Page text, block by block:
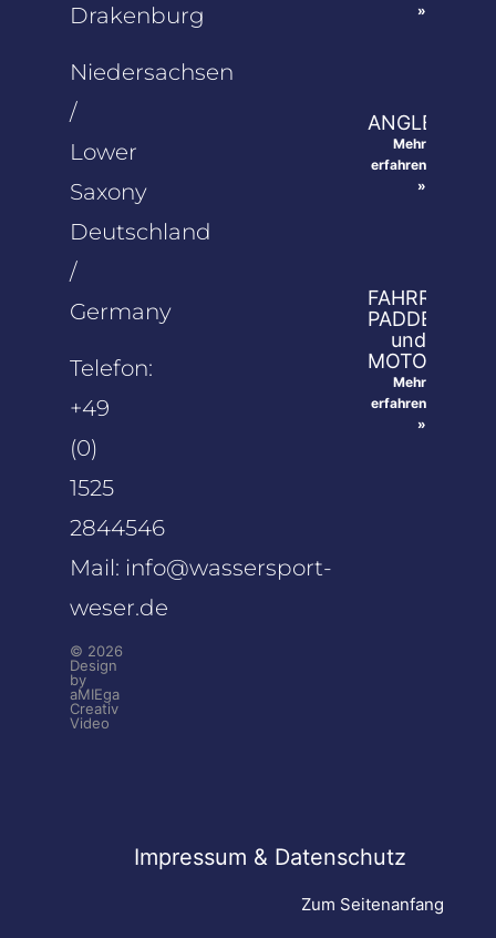
Drakenburg
Niedersachsen
/
Lower
Saxony
Deutschland
/
Germany
Telefon:
+49
(0)
1525
2844546
Mail: info@wassersport-
weser.de
© 2026
Design
by
aMIEga
Creativ
Video
»
ANGLER
Mehr
erfahren
»
FAHRRAD-,
PADDEL-
und
Mehr
erfahren
»
Impressum & Datenschutz
Zum Seitenanfang